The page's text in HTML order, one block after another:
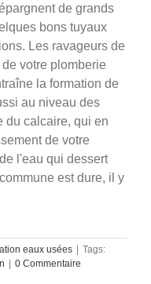
de grands
bons tuyaux
Les ravageurs de
votre plomberie
la formation de
au niveau des
du calcaire, qui en
de votre
l'eau qui dessert
est dure, il y
eaux usées | Tags:
| 0 Commentaire
une
?